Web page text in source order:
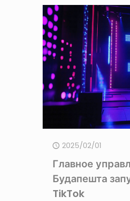
2025/02/01
Главное
Будапешта
TikTok